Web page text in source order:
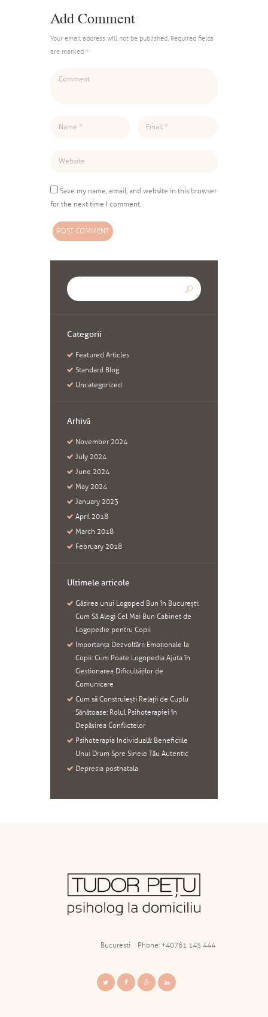
Add Comment
Your email address will not be published. Required fields
are marked *
Save my name, email, and website in this browser
for the next time I comment.
Categorii
Featured Articles
Standard Blog
Uncategorized
Arhivă
November 2024
July 2024
June 2024
May 2024
January 2023
April 2018
March 2018
February 2018
Ultimele articole
Găsirea unui Logoped Bun în București:
Cum Să Alegi Cel Mai Bun Cabinet de
Logopedie pentru Copii
Importanța Dezvoltării Emoționale la
Copii: Cum Poate Logopedia Ajuta în
Gestionarea Dificultăților de
Comunicare
Cum să Construiești Relații de Cuplu
Sănătoase: Rolul Psihoterapiei în
Depășirea Conflictelor
Psihoterapia Individuală: Beneficiile
Unui Drum Spre Sinele Tău Autentic
Depresia postnatala
Phone: +40761 145 444
Bucuresti